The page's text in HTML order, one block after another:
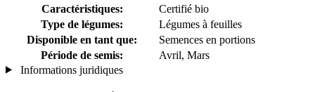
Caractéristiques:
Certifié bio
Type de légumes:
Légumes à feuilles
Disponible en tant que:
Semences en portions
Période de semis:
Avril, Mars
Informations juridiques